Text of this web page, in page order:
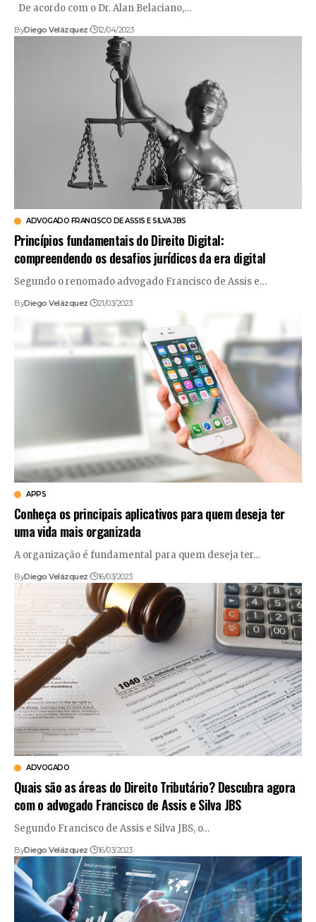
De acordo com o Dr. Alan Belaciano,…
ByDiego Velázquez 12/04/2023
ADVOGADO FRANCISCO DE ASSIS E SILVA JBS
Princípios fundamentais do Direito Digital:
compreendendo os desafios jurídicos da era digital
Segundo o renomado advogado Francisco de Assis e…
ByDiego Velázquez 21/03/2023
APPS
Conheça os principais aplicativos para quem deseja ter
uma vida mais organizada
A organização é fundamental para quem deseja ter…
ByDiego Velázquez 16/03/2023
ADVOGADO
Quais são as áreas do Direito Tributário? Descubra agora
com o advogado Francisco de Assis e Silva JBS
Segundo Francisco de Assis e Silva JBS, o…
ByDiego Velázquez 16/03/2023